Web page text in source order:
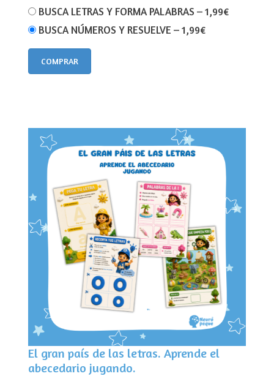
BUSCA LETRAS Y FORMA PALABRAS –1,99€
BUSCA NÚMEROS Y RESUELVE –1,99€
COMPRAR
El gran país de las letras. Aprende el
abecedario jugando.